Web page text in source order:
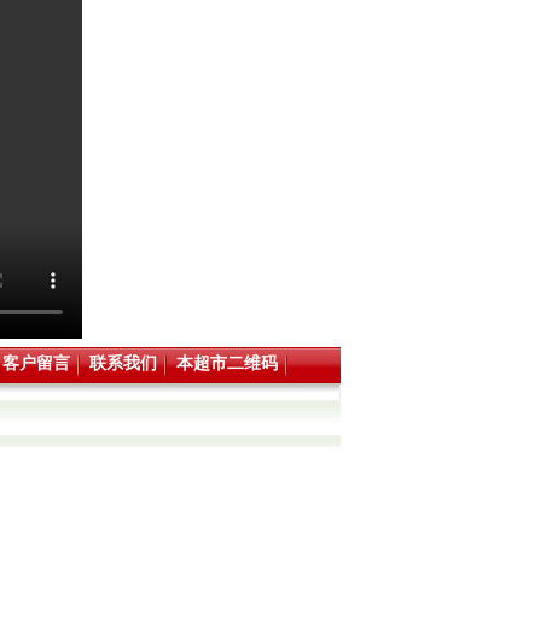
客户留言 联系我们 本超市二维码